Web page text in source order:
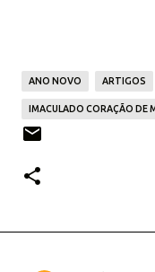
ANO NOVO ARTIGOS
IMACULADO CORAÇÃO DE